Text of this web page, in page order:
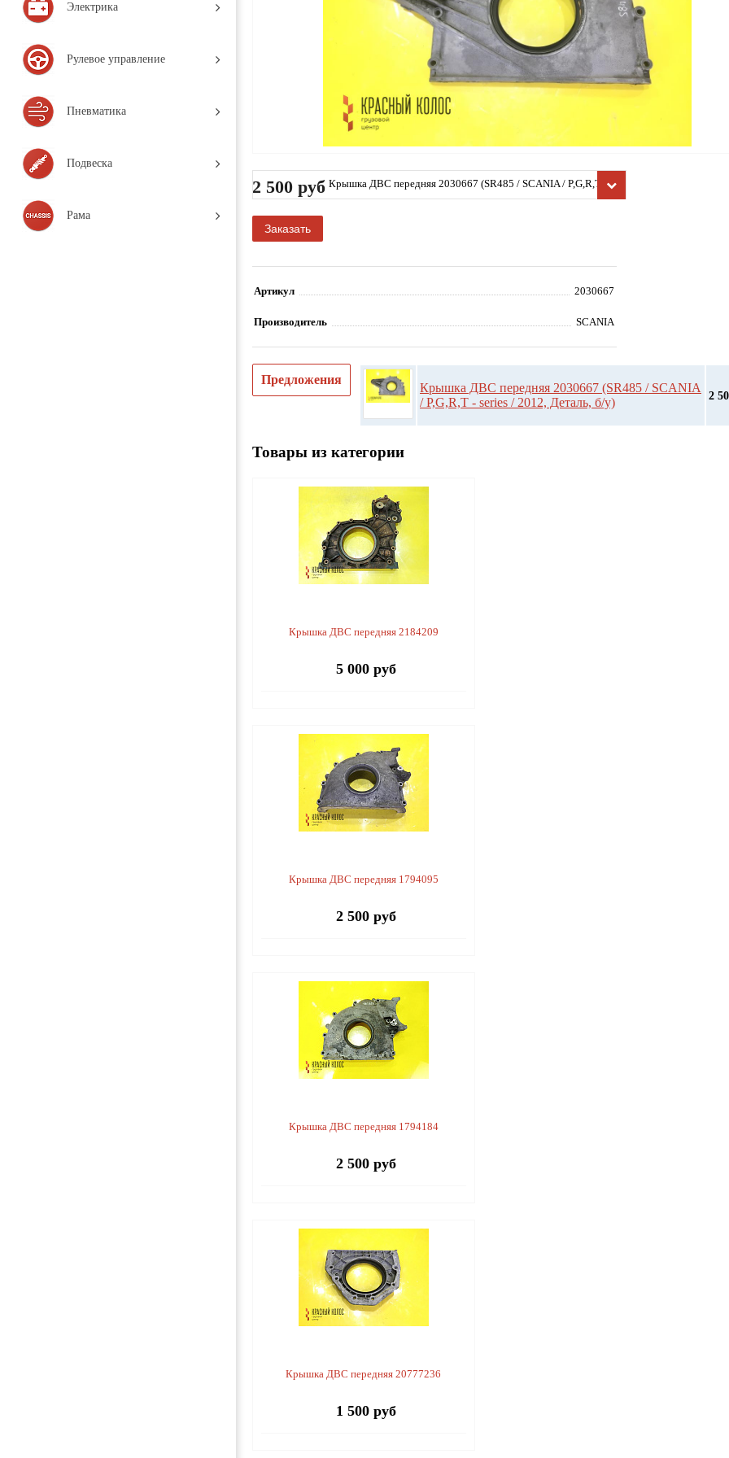
Электрика
Рулевое управление
Пневматика
Подвеска
Рама
2 500 руб Крышка ДВС передняя 2030667 (SR485 / SCANIA / P,G,R,T - seri
es / 2012, Деталь, б/у)
Заказать
Артикул 2030667
Производитель SCANIA
Предложения
Крышка ДВС передняя 2030667 (SR485 / SCANIA
/ P,G,R,T - series / 2012, Деталь, б/у)
2
Товары из категории
Крышка ДВС передняя 2184209
5 000 руб
Крышка ДВС передняя 1794095
2 500 руб
Крышка ДВС передняя 1794184
2 500 руб
Крышка ДВС передняя 20777236
1 500 руб